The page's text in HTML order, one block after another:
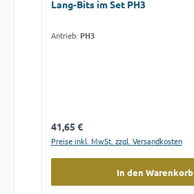
Lang-Bits im Set PH3
Antrieb: PH3
Regulärer Preis:
41,65 €
Preise inkl. MwSt. zzgl. Versandkosten
In den Warenkorb